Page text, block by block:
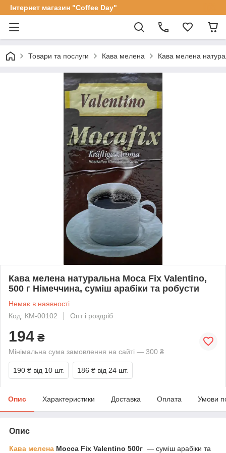
Інтернет магазин "Coffee Day"
Товари та послуги Кава мелена Кава мелена
Кава мелена натуральна Moca Fix Valentino,
500 г Німеччина, cуміш арабіки та робусти
Немає в наявності
Код: КМ-00102
Опт і роздріб
194 ₴
Мінімальна сума замовлення на сайті — 300 ₴
190 ₴ від 10 шт. 186 ₴ від 24 шт.
Опис Характеристики Доставка Оплата Умови
Опис
Кава мелена Mocca Fix Valentino 500г — суміш арабіки та